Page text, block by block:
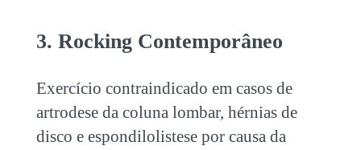
3. Rocking Contemporâneo
Exercício contraindicado em casos de
artrodese da coluna lombar, hérnias de
disco e espondilolistese por causa da